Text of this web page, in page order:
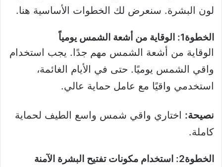
لون البشرة. سنعرض لك الخطوات الأساسية هنا.
الخطوة1: الوقاية من أشعة الشمس يومياً
الوقاية من أشعة الشمس مهم جدًا. يجب استخدام
واقي الشمس يوميًا. حتى في الأيام الغائمة،
استخدمي واقيًا مع عامل حماية عالي.
نصيحة: اختاري واقي شمس واسع الطيف لحماية
كاملة.
الخطوة2: استخدام مكونات تفتيح البشرة الآمنة